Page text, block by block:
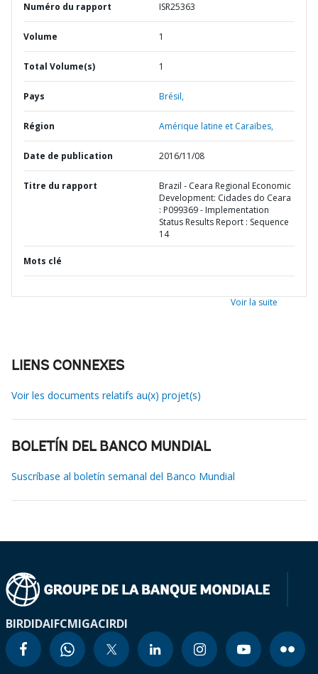
Numéro du rapport ISR25363
Volume 1
Total Volume(s) 1
Pays Brésil,
Région Amérique latine et Caraïbes,
Date de publication 2016/11/08
Titre du rapport
Brazil - Ceara Regional Economic
Development: Cidades do Ceara
: P099369 - Implementation
Status Results Report : Sequence
14
Mots clé
Voir la suite
LIENS CONNEXES
Voir les documents relatifs au(x) projet(s)
BOLETÍN DEL BANCO MUNDIAL
Suscríbase al boletín semanal del Banco Mundial
BIRDIDAIFCMIGACIRDI